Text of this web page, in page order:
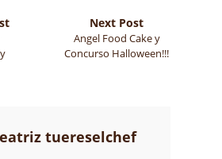
Next Post
Angel Food Cake y
Concurso Halloween!!!
tuereselchef